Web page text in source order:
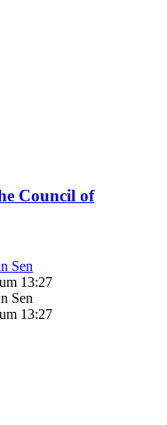
Council of
Sen
13:27
Sen
13:27